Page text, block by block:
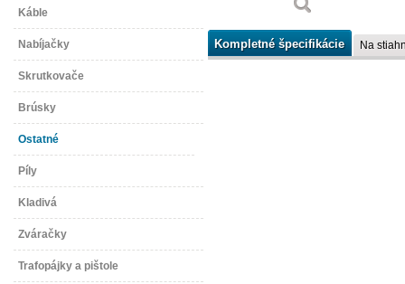
Káble
Nabíjačky
Skrutkovače
Brúsky
Ostatné
Píly
Kladivá
Zváračky
Trafopájky a pištole
Kompletné špecifikácie Na